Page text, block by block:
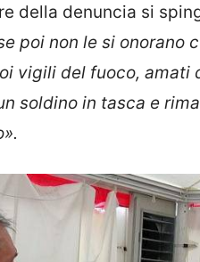
della denuncia si
poi non le si
vigili del fuoco, amati
soldino in tasca e